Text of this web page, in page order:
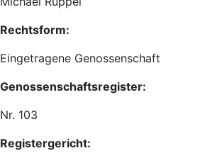
Rechtsform:
Eingetragene Genossenschaft
Genossenschaftsregister:
Nr. 103
Registergericht: